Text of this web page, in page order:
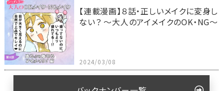
【連載漫画】８話・正しいメイクに変身し
ない？ ～大人のアイメイクのOK・NG～
2024/03/08